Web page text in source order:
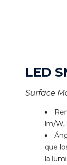
LED
Surface
lm/W,
que
la